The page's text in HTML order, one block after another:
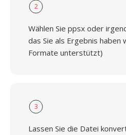
2
Wählen Sie ppsx oder
das Sie als Ergebnis haben
Formate unterstützt)
3
Lassen Sie die Datei